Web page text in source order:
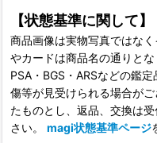
【状態基準に関して】
商品画像は実物写真ではな
やカードは商品名の通りと
PSA・BGS・ARSなどの鑑
傷等が見受けられる場合が
たものとし、返品、交換は
さい。 magi状態基準ページ